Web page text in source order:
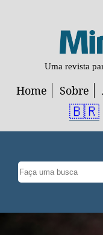
Uma revista
Home Sobre
🇧🇷